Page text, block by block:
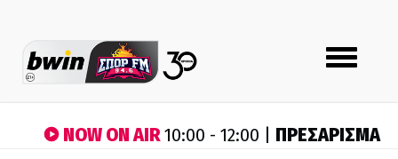
Toggle
navigation
NOW ON AIR10:00 - 12:00 | ΠΡΕΣΑΡΙΣΜΑ